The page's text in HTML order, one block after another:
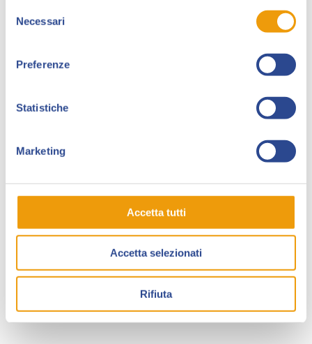
delNecessari
Preferenze
Statistiche
Marketing
Accetta tutti
Accetta selezionati
Rifiuta
Valentina Bartolotta, con cui ha dato vita al Collettivo
Griffinest.
Cenere e
Stelle, fumetto dallo stile
e in bianco e nero.
(Valyce Negative) sono gli altri due membri del
Collettivo Griffinest. Marcello è diplomato alla Scuola
Del Fumetto di Milano, mentre Valentina ha
Insieme, il duo collabora alla serie di fumetti di
serie di illustrazioni o artbook, in stile cartoon
occidentale e riprendendo temi nostalgici degli anni